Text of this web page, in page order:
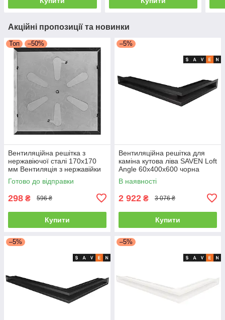
Акційні пропозиції та новинки
Топ –50%
Вентиляційна решітка з
нержавіючої сталі 170x170
мм Вентиляція з нержавійки
для печі
Готово до відправки
298 ₴ 596 ₴
Купити
–5%
Вентиляційна решітка для
каміна кутова ліва SAVEN Loft
Angle 60х400х600 чорна
В наявності
2 922 ₴ 3 076 ₴
Купити
–5% –5%